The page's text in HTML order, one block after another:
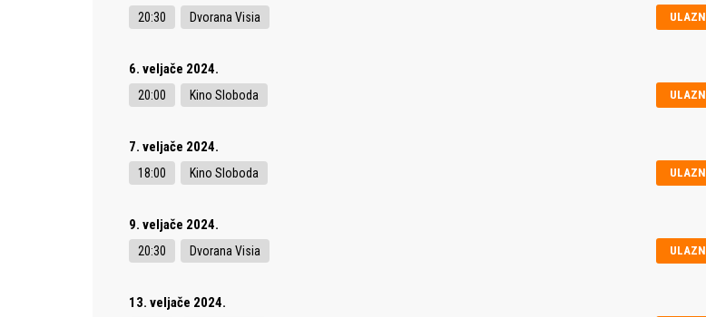
20:30 Dvorana Visia
6. veljače 2024.
20:00 Kino Sloboda
7. veljače 2024.
18:00 Kino Sloboda
9. veljače 2024.
20:30 Dvorana Visia
13. veljače 2024.